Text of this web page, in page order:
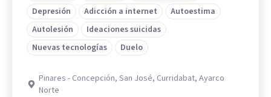
Depresión
Adicción a internet
Autoestima
Autolesión
Ideaciones suicidas
Nuevas tecnologías
Duelo
Pinares - Concepción, San José, Curridabat, Ayarco
Norte